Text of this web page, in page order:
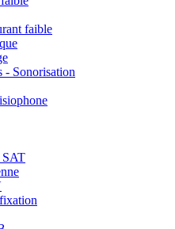
faible
- Sonorisation